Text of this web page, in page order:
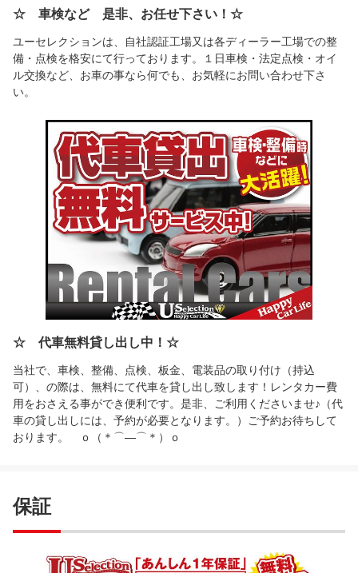
☆ 車検など 是非、お任せ下さい！☆
ユーセレクションは、自社認証工場又は各ディーラー工場での整
備・点検を格安にて行っております。１日車検・法定点検・オイ
ル交換など、お車の事なら何でも、お気軽にお問い合わせ下さ
い。
☆ 代車無料貸し出し中！☆
当社で、車検、整備、点検、板金、電装品の取り付け（持込
可）、の際は、無料にて代車を貸し出し致します！レンタカー費
用をおさえる事ができ便利です。是非、ご利用くださいませ♪（代
車の貸し出しには、予約が必要となります。）ご予約お待ちして
おります。 ｏ（＊⌒―⌒＊）ｏ
保証